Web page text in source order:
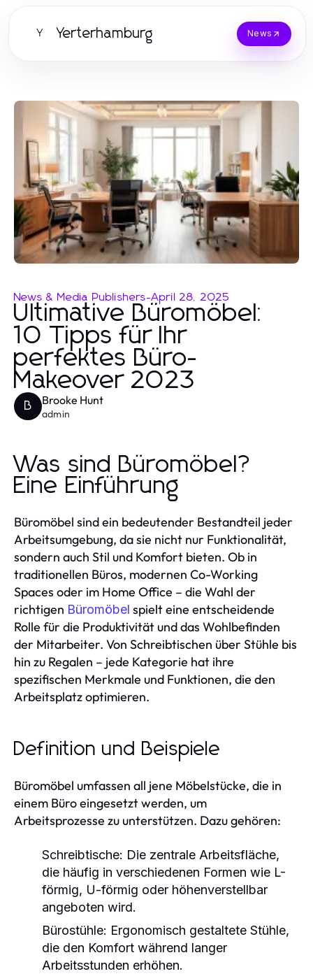
Y Yerterhamburg News
News & Media Publishers-April 28, 2025
Ultimative Büromöbel:
10 Tipps für Ihr
perfektes Büro-
Makeover 2023
B Brooke Hunt
admin
Was sind Büromöbel?
Eine Einführung
Büromöbel sind ein bedeutender Bestandteil jeder
Arbeitsumgebung, da sie nicht nur Funktionalität,
sondern auch Stil und Komfort bieten. Ob in
traditionellen Büros, modernen Co-Working
Spaces oder im Home Office – die Wahl der
richtigen Büromöbel spielt eine entscheidende
Rolle für die Produktivität und das Wohlbefinden
der Mitarbeiter. Von Schreibtischen über Stühle bis
hin zu Regalen – jede Kategorie hat ihre
spezifischen Merkmale und Funktionen, die den
Arbeitsplatz optimieren.
Definition und Beispiele
Büromöbel umfassen all jene Möbelstücke, die in
einem Büro eingesetzt werden, um
Arbeitsprozesse zu unterstützen. Dazu gehören:
Schreibtische: Die zentrale Arbeitsfläche,
die häufig in verschiedenen Formen wie L-
förmig, U-förmig oder höhenverstellbar
angeboten wird.
Bürostühle: Ergonomisch gestaltete Stühle,
die den Komfort während langer
Arbeitsstunden erhöhen.